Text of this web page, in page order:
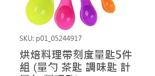
SKU: p01_05244917
烘焙料理帶刻度量匙5件
組 (量勺 茶匙 調味匙 計